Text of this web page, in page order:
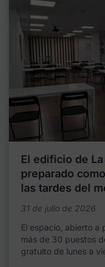
El edificio de
preparado
las tardes del
31 de julio de 2026
El espacio, abierto a
más de 30 puestos
gratuito de lunes a